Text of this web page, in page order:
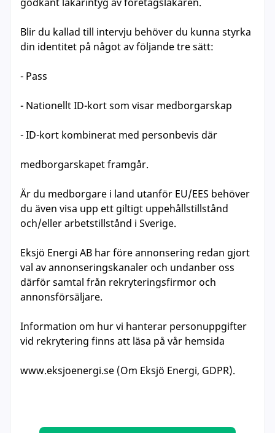
Blir du kallad till intervju behöver du kunna styrka
din identitet på något av följande tre sätt:
- Pass
- Nationellt ID-kort som visar medborgarskap
- ID-kort kombinerat med personbevis där
medborgarskapet framgår.
Är du medborgare i land utanför EU/EES behöver
du även visa upp ett giltigt uppehållstillstånd
och/eller arbetstillstånd i Sverige.
Eksjö Energi AB har före annonsering redan gjort
val av annonseringskanaler och undanber oss
därför samtal från rekryteringsfirmor och
annonsförsäljare.
Information om hur vi hanterar personuppgifter
vid rekrytering finns att läsa på vår hemsida
www.eksjoenergi.se (Om Eksjö Energi, GDPR).